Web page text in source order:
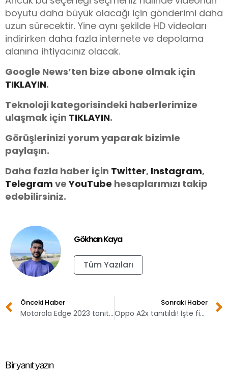
boyutu daha büyük olacağı için gönderimi daha
uzun sürecektir. Yine aynı şekilde HD videoları
indirirken daha fazla internete ve depolama
alanına ihtiyacınız olacak.
Google News’ten bize abone olmak için
TIKLAYIN.
Teknoloji kategorisindeki haberlerimize
ulaşmak için TIKLAYIN.
Görüşlerinizi yorum yaparak bizimle
paylaşın.
Daha fazla haber için Twitter, Instagram,
Telegram veYouTube hesaplarımızı takip
edebilirsiniz.
Gökhan Kaya
Tüm Yazıları
Önceki Haber
Motorola Edge 2023 tanıtıldı! İşte fiyatı
Sonraki Haber
Oppo A2x tanıtıldı! İşte fiyatı
Bir yanıt yazın